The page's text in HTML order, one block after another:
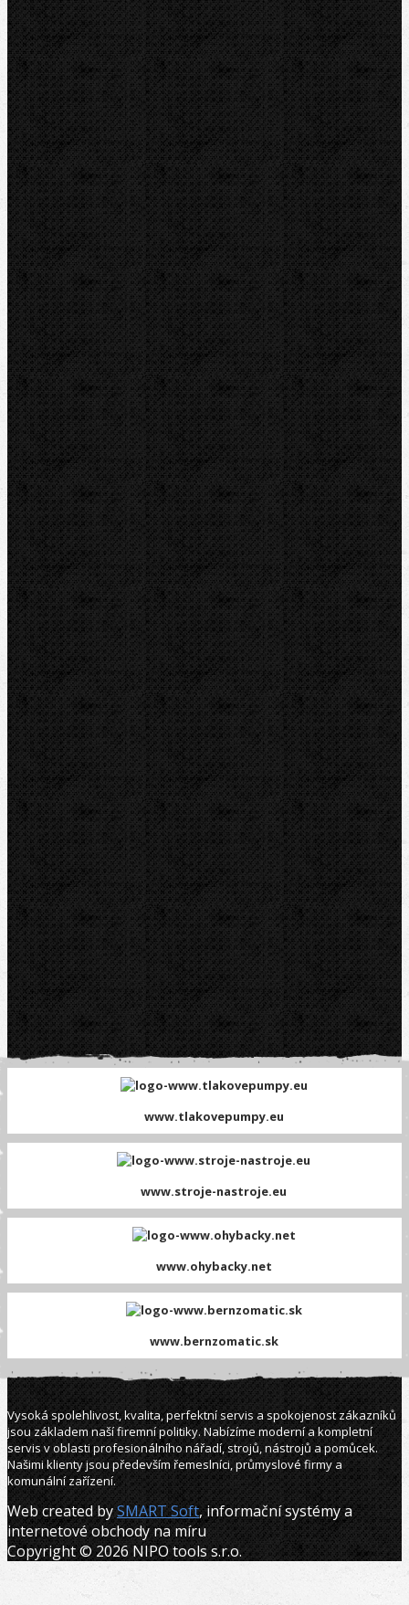
Guilbert EXPRESS
ZENTEN
DYTRON
KNIPEX
LOXEAL
REED
HEUER
IRWIN
RYOBI
Kontakt
NIPO Tools s.r.o
Lipová 7
CZ-763 26 LUHAČOVICE
Telefon obj.:
602 719 020
Telefon fakt.:
608 719 020
E-mail:
nipo@nipo.cz
Platební brána GOPAY
www.tlakovepumpy.eu
www.stroje-nastroje.eu
www.ohybacky.net
www.bernzomatic.sk
Vysoká spolehlivost, kvalita, perfektní servis a spokojenost zákazníků
jsou základem naší firemní politiky. Nabízíme moderní a kompletní
servis v oblasti profesionálního nářadí, strojů, nástrojů a pomůcek.
Našimi klienty jsou především řemeslníci, průmyslové firmy a
komunální zařízení.
Web created bySMART Soft, informační systémy a
internetové obchody na míru
Copyright © 2026 NIPO tools s.r.o.